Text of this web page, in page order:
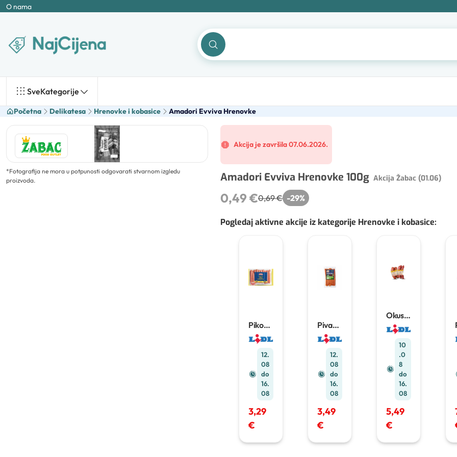
O nama
SveKategorije
Početna Delikatesa Hrenovke i kobasice Amadori Evviva Hrenovke
*Fotografija ne mora u potpunosti odgovarati stvarnom izgledu
proizvoda.
Akcija je završila 07.06.2026.
Amadori Evviva Hrenovke 100g Akcija Žabac (01.06)
0,49 €0,69 € -29%
Pogledaj aktivne akcije iz kategorije Hrenovke i kobasice:
Pikok
pileća
gril
kobasi
500
g
12.
08
do
16.
08
3,29
€
Pivac
debrec
inka
400 g
12.
08
do
16.
08
3,49
€
Okusi
zavičaj
a
Dalma
tinska
kobasi
ca ili
češnjo
XXL
400 g
10
.0
8
do
16.
08
5,49
€